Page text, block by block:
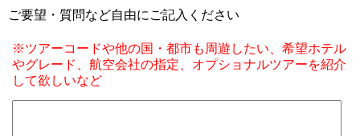
ご要望・質問など自由にご記入ください
※ツアーコードや他の国・都市も周遊したい、希望ホテル
やグレード、航空会社の指定、オプショナルツアーを紹介
して欲しいなど